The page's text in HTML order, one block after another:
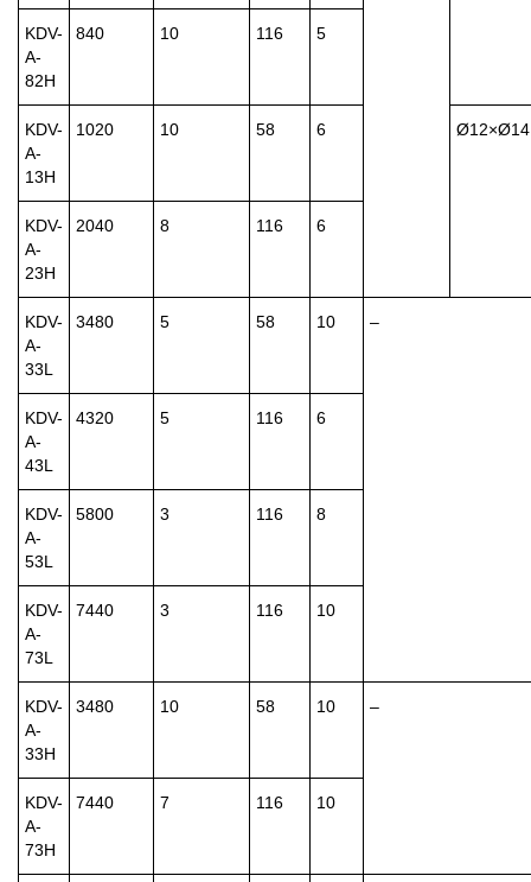
KDV-
A-
82H
840 10 116 5
KDV-
A-
13H
1020 10 58 6 Ø12×Ø14
KDV-
A-
23H
2040 8 116 6
KDV-
A-
33L
3480 5 58 10 –
KDV-
A-
43L
4320 5 116 6
KDV-
A-
53L
5800 3 116 8
KDV-
A-
73L
7440 3 116 10
KDV-
A-
33H
3480 10 58 10 –
KDV-
A-
73H
7440 7 116 10